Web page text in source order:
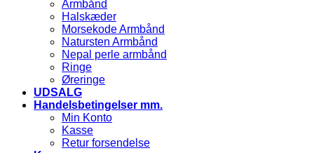
Armbånd
Halskæder
Morsekode Armbånd
Natursten Armbånd
Nepal perle armbånd
Ringe
Øreringe
UDSALG
Handelsbetingelser mm.
Min Konto
Kasse
Retur forsendelse